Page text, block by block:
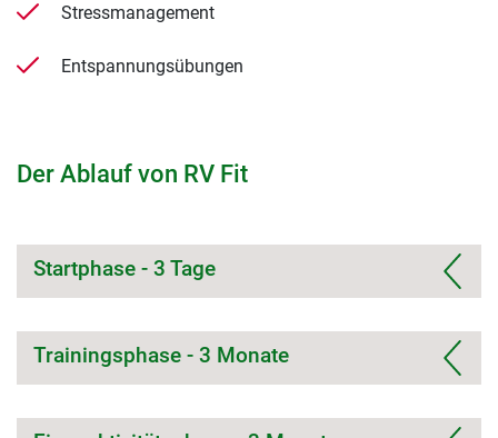
Stressmanagement
Entspannungsübungen
Der Ablauf von RV Fit
Startphase - 3 Tage
Trainingsphase - 3 Monate